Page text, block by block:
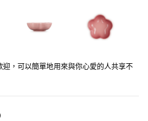
，可以簡單地用來與你心愛的人共享不